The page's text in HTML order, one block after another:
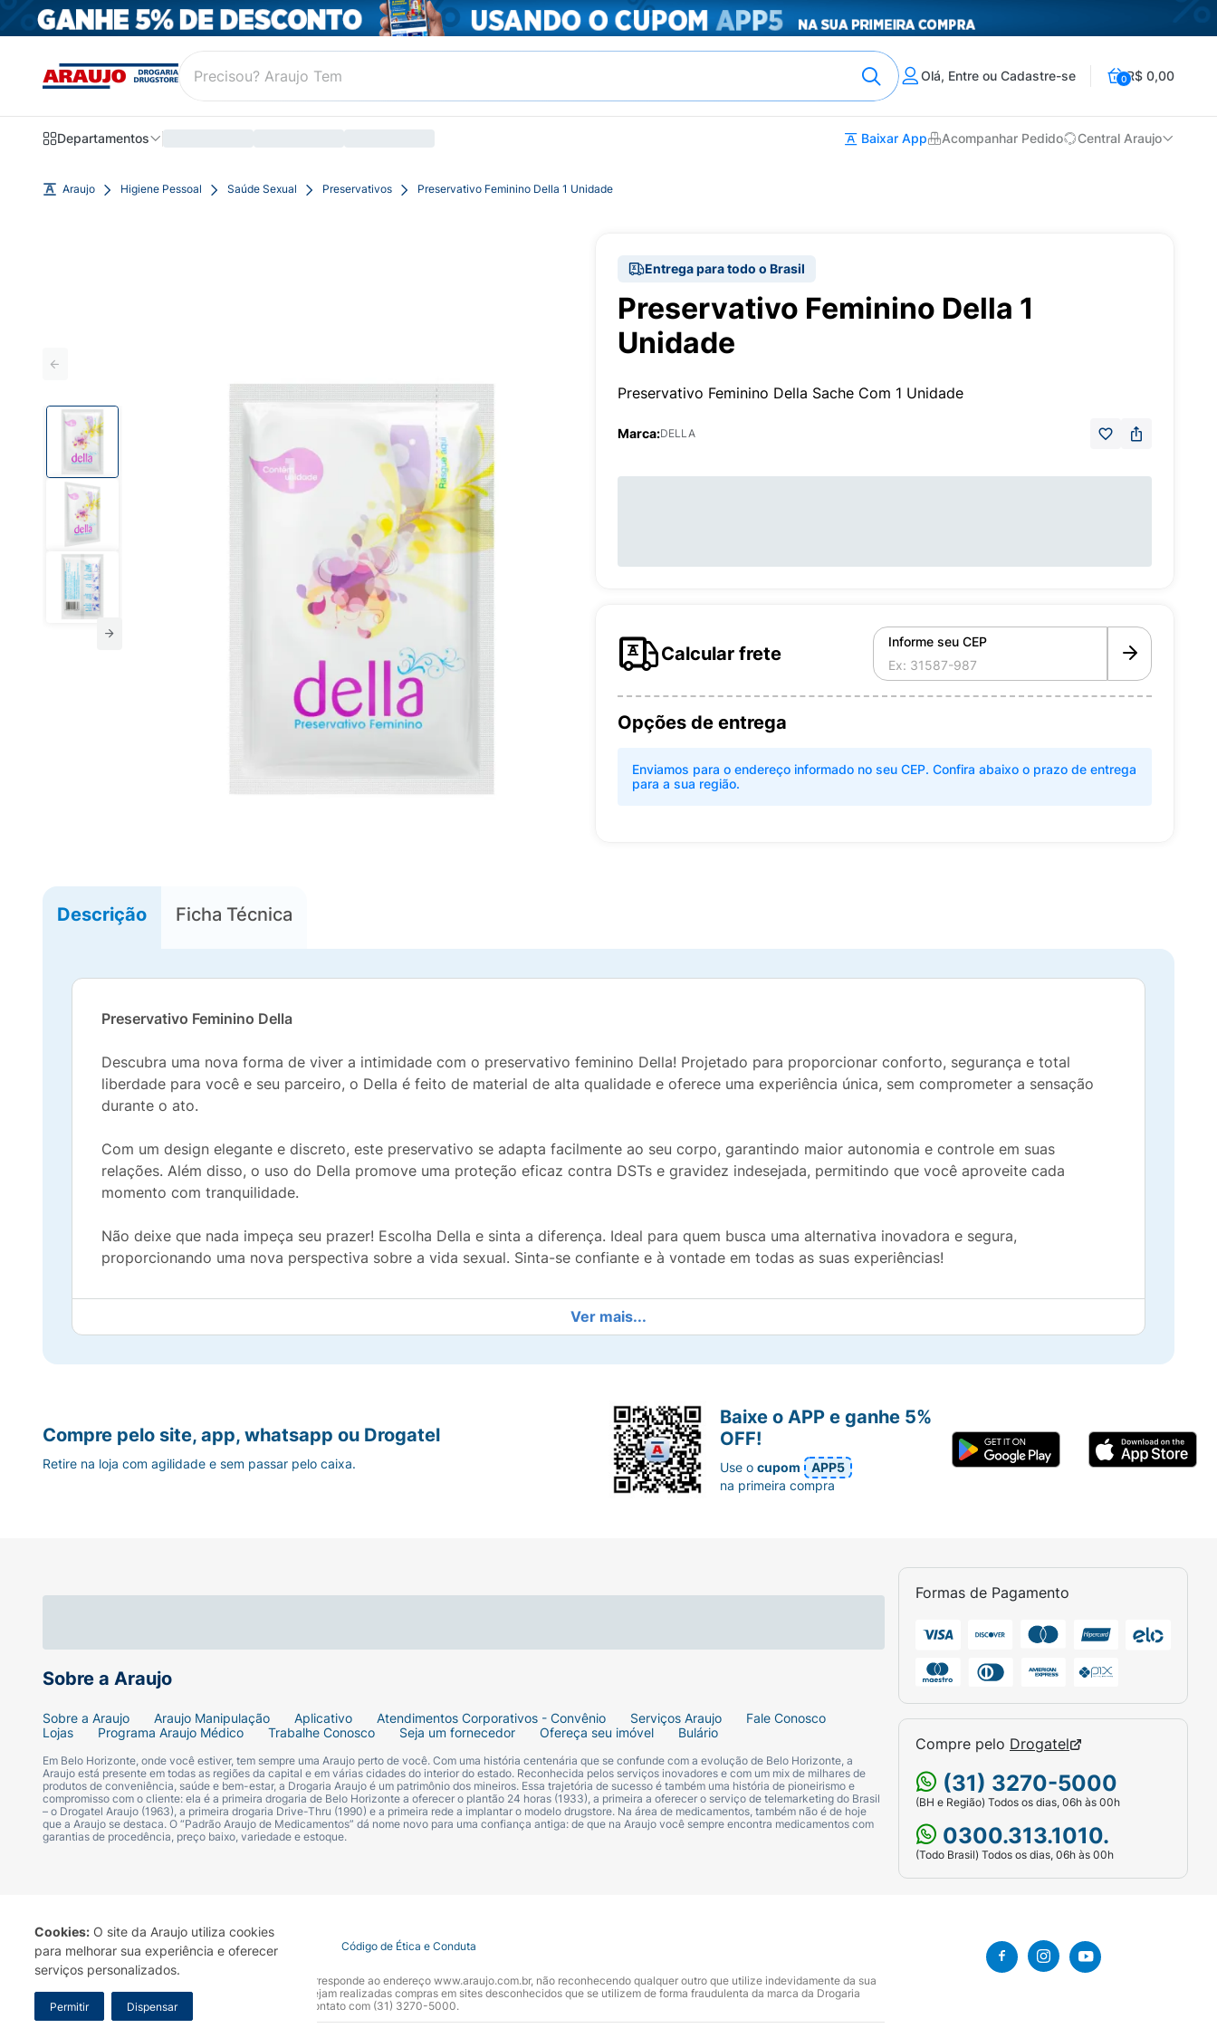
Cookies: O site da Araujo utiliza cookies
para melhorar sua experiência e oferecer
serviços personalizados.
Permitir Dispensar
Olá, Entre ou Cadastre-se 0R$ 0,00
Departamentos Baixar App Acompanhar Pedido Central Araujo
Araujo Higiene Pessoal Saúde Sexual Preservativos Preservativo Feminino Della 1 Unidade
Entrega para todo o Brasil
Preservativo Feminino Della 1
Unidade
Preservativo Feminino Della Sache Com 1 Unidade
Marca:DELLA
Calcular frete
Informe seu CEP
Opções de entrega
Enviamos para o endereço informado no seu CEP. Confira abaixo o prazo de entrega
para a sua região.
Descrição Ficha Técnica
Preservativo Feminino Della
Descubra uma nova forma de viver a intimidade com o preservativo feminino Della! Projetado para proporcionar conforto, segurança e total
liberdade para você e seu parceiro, o Della é feito de material de alta qualidade e oferece uma experiência única, sem comprometer a sensação
durante o ato.
Com um design elegante e discreto, este preservativo se adapta facilmente ao seu corpo, garantindo maior autonomia e controle em suas
relações. Além disso, o uso do Della promove uma proteção eficaz contra DSTs e gravidez indesejada, permitindo que você aproveite cada
momento com tranquilidade.
Não deixe que nada impeça seu prazer! Escolha Della e sinta a diferença. Ideal para quem busca uma alternativa inovadora e segura,
proporcionando uma nova perspectiva sobre a vida sexual. Sinta-se confiante e à vontade em todas as suas experiências!
Ver mais...
Sobre a Araujo
Sobre a Araujo Araujo Manipulação Aplicativo Atendimentos Corporativos - Convênio Serviços Araujo
Fale Conosco
Lojas
Programa Araujo Médico Trabalhe Conosco Seja um fornecedor Ofereça seu imóvel Bulário
Em Belo Horizonte, onde você estiver, tem sempre uma Araujo perto de você. Com uma história centenária que se confunde com a evolução de Belo Horizonte, a
Araujo está presente em todas as regiões da capital e em várias cidades do interior do estado. Reconhecida pelos serviços inovadores e com um mix de milhares de
produtos de conveniência, saúde e bem-estar, a Drogaria Araujo é um patrimônio dos mineiros. Essa trajetória de sucesso é também uma história de pioneirismo e
compromisso com o cliente: ela é a primeira drogaria de Belo Horizonte a oferecer o plantão 24 horas (1933), a primeira a oferecer o serviço de telemarketing do Brasil
– o Drogatel Araujo (1963), a primeira drogaria Drive-Thru (1990) e a primeira rede a implantar o modelo drugstore. Na área de medicamentos, também não é de hoje
que a Araujo se destaca. O “Padrão Araujo de Medicamentos” dá nome novo para uma confiança antiga: de que na Araujo você sempre encontra medicamentos com
garantias de procedência, preço baixo, variedade e estoque.
Formas de Pagamento
Compre pelo Drogatel
(31) 3270-5000
(BH e Região) Todos os dias, 06h às 00h
0300.313.1010.
(Todo Brasil) Todos os dias, 06h às 00h
Compre pelo site, app, whatsapp ou Drogatel
Retire na loja com agilidade e sem passar pelo caixa.
Baixe o APP e ganhe 5%
OFF!
Use ocupom
APP5
na primeira compra
Termo de Uso Portal da Privacidade Covid-19 Código de Ética e Conduta
A Drogaria Araujo S/A informa que o seu site oficial corresponde ao endereço www.araujo.com.br, não reconhecendo qualquer outro que utilize indevidamente da sua
marca. Para sua segurança recomendamos que não sejam realizadas compras em sites desconhecidos que se utilizem de forma fraudulenta da marca da Drogaria
Araujo S.A. Em caso de dúvidas, gentileza entrar em contato com (31) 3270-5000.